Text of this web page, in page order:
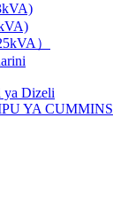
）
ya Dizeli
YA CUMMINS